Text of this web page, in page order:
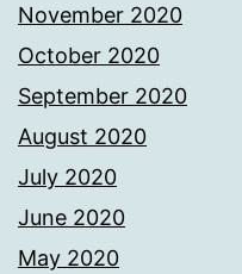
November 2020
October 2020
September 2020
August 2020
July 2020
June 2020
May 2020